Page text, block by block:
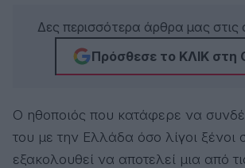
Δες περισσότερα άρθρα μας στις
Πρόσθεσε το ΚΛΙΚ στη
Ο ηθοποιός που κατάφερε να
του με την Ελλάδα όσο λίγοι ξένοι
εξακολουθεί να αποτελεί μια από